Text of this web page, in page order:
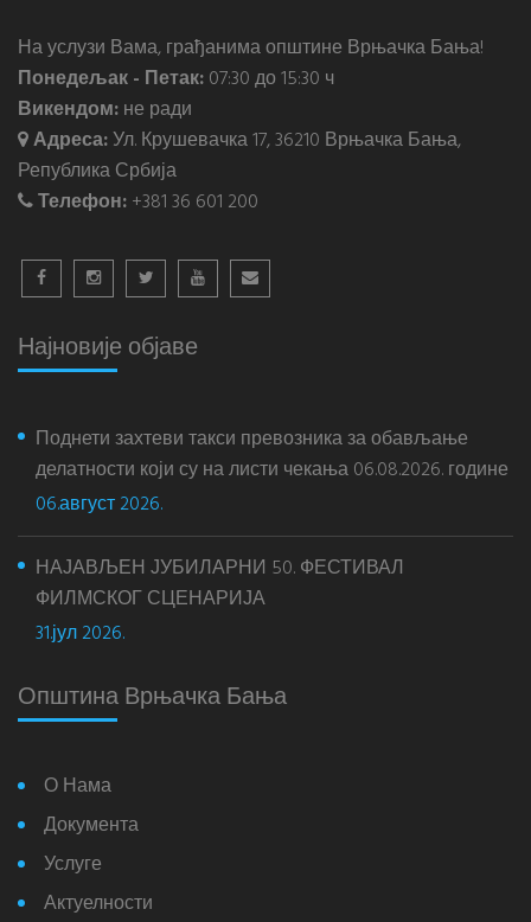
На услузи Вама, грађанима општине Врњачка Бања!
Понедељак - Петак:07:30 до 15:30 ч
Викендом:не ради
Адреса:Ул. Крушевачка 17, 36210 Врњачка Бања,
Република Србија
Телефон:+381 36 601 200
Најновије објаве
Поднети захтеви такси превозника за обављање
делатности који су на листи чекања 06.08.2026. године
06.август 2026.
НАЈАВЉЕН ЈУБИЛАРНИ 50. ФЕСТИВАЛ
ФИЛМСКОГ СЦЕНАРИЈА
31.јул 2026.
Општина Врњачка Бања
О Нама
Документа
Услуге
Актуелности